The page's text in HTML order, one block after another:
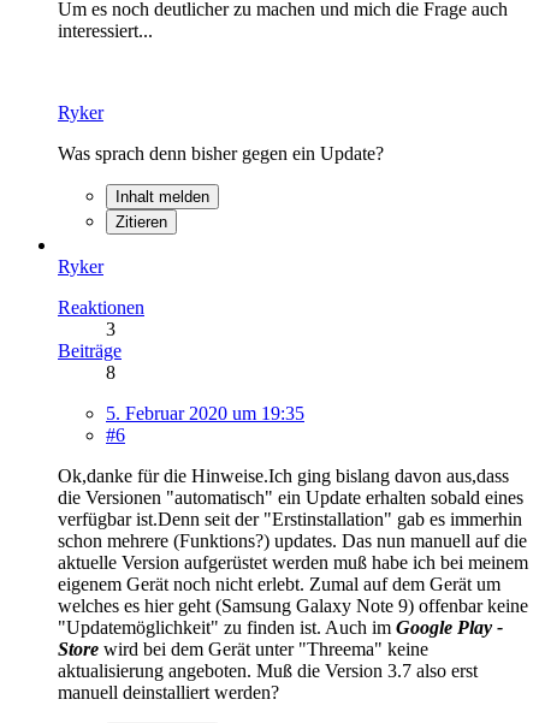
Um es noch deutlicher zu machen und mich die Frage auch
interessiert...
Ryker
Was sprach denn bisher gegen ein Update?
Inhalt melden
Zitieren
Ryker
Reaktionen
3
Beiträge
8
5. Februar 2020 um 19:35
#6
Ok,danke für die Hinweise.Ich ging bislang davon aus,dass
die Versionen "automatisch" ein Update erhalten sobald eines
verfügbar ist.Denn seit der "Erstinstallation" gab es immerhin
schon mehrere (Funktions?) updates. Das nun manuell auf die
aktuelle Version aufgerüstet werden muß habe ich bei meinem
eigenem Gerät noch nicht erlebt. Zumal auf dem Gerät um
welches es hier geht (Samsung Galaxy Note 9) offenbar keine
"Updatemöglichkeit" zu finden ist. Auch im Google Play -
Store wird bei dem Gerät unter "Threema" keine
aktualisierung angeboten. Muß die Version 3.7 also erst
manuell deinstalliert werden?